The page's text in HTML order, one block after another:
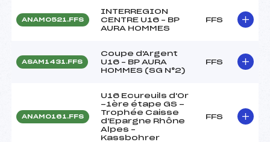
ANAM0521.FFS
INTERREGION
CENTRE U16 – BP
AURA HOMMES
FFS
ASAM1431.FFS
Coupe d'Argent
U16 – BP AURA
HOMMES (SG N°2)
FFS
ANAM0161.FFS
U16 Ecureuils d'Or
-1ère étape GS -
Trophée Caisse
d'Epargne Rhône
Alpes –
Kassbohrer
FFS